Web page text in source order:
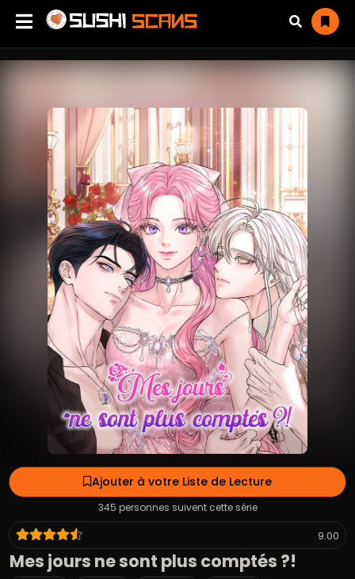
Ajouter à votre Liste de Lecture
345 personnes suivent cette série
9.00
Mes jours ne sont plus comptés ?!